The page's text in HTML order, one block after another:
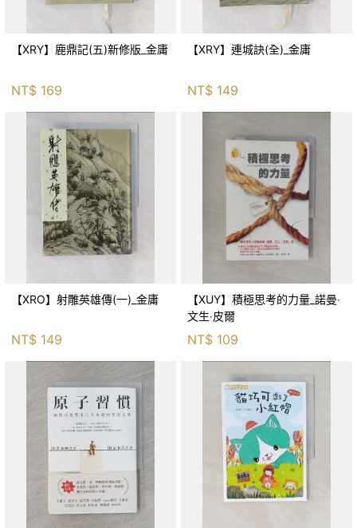
【XRY】鹿鼎記(五)新修版_金庸
NT$ 169
【XRY】連城訣(全)_金庸
NT$ 149
【XRO】射雕英雄傳(一)_金庸
NT$ 149
【XUY】積極思考的力量_諾曼‧
文生‧皮爾
NT$ 109